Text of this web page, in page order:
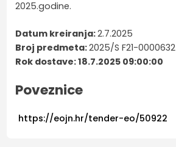
2025.godine.
Datum kreiranja:2.7.2025
Broj predmeta:2025/S F21-0000632
Rok dostave: 18.7.2025 09:00:00
Poveznice
https://eojn.hr/tender-eo/50922